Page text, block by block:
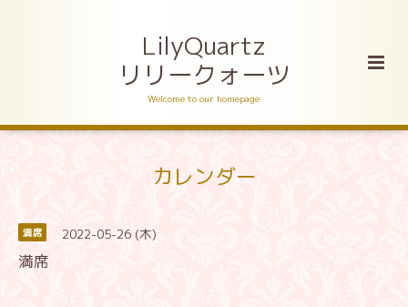
LilyQuartz
リリークォーツ
Welcome to our homepage
カレンダー
満席 2022-05-26 (木)
満席